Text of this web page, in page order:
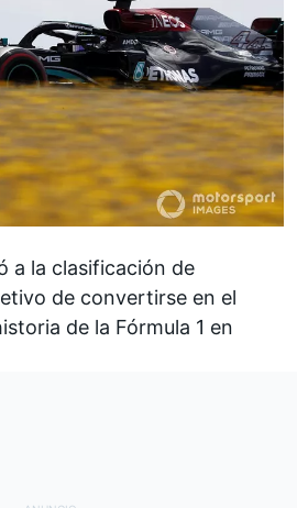
a la clasificación de
de convertirse en el
de la Fórmula 1 en